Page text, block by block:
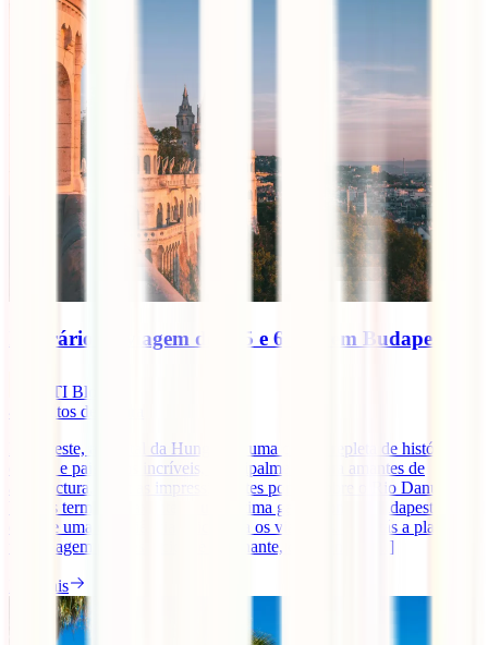
Itinerário de viagem de 4, 5 e 6 dias em Budapeste
IATI Blog
minutos de leitura
Budapeste, a capital da Hungria, é uma cidade repleta de história,
cultura e paisagens incríveis, principalmente para amantes de
arquitectura. Com as impressionantes pontes sobre o Rio Danúbio,
banhos termais relaxantes e uma ótima gastronomia, Budapeste
oferece uma experiência única para os viajantes. Se estás a planear
uma viagem para esta cidade fascinante, quer tenhas [...]
Ler mais